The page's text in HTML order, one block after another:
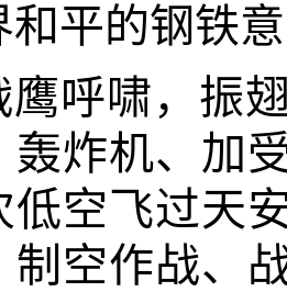
和平的钢铁
鹰呼啸，振
轰炸机、加
低空飞过天
制空作战、